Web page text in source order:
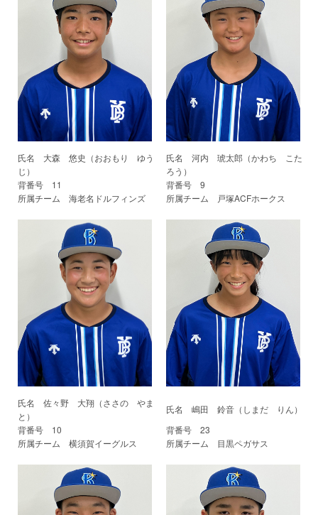
氏名 大森 悠史（おおもり ゆう
じ）
氏名 河内 琥太郎（かわち こた
ろう）
背番号 11
背番号 9
所属チーム 海老名ドルフィンズ
所属チーム 戸塚ACFホークス
氏名 佐々野 大翔（ささの やま
と）
氏名 嶋田 鈴音（しまだ りん）
背番号 10
背番号 23
所属チーム 横須賀イーグルス
所属チーム 目黒ペガサス